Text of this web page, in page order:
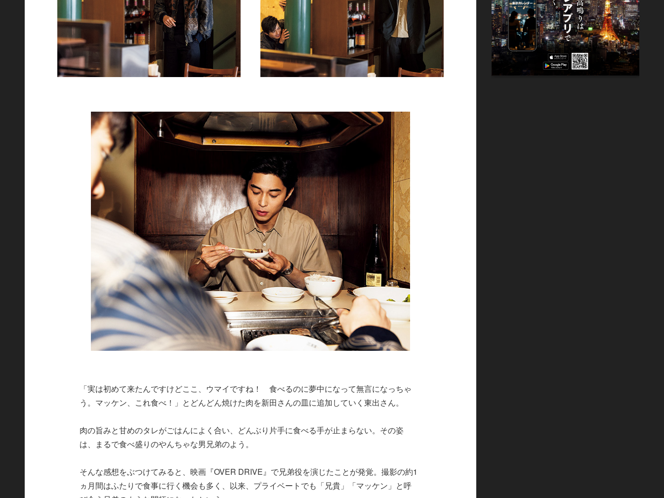
「実は初めて来たんですけどここ、ウマイですね！ 食べるのに夢中になって無言になっちゃ
う。マッケン、これ食べ！」とどんどん焼けた肉を新田さんの皿に追加していく東出さん。
肉の旨みと甘めのタレがごはんによく合い、どんぶり片手に食べる手が止まらない。その姿
は、まるで食べ盛りのやんちゃな男兄弟のよう。
そんな感想をぶつけてみると、映画『OVER DRIVE』で兄弟役を演じたことが発覚。撮影の約1
ヵ月間はふたりで食事に行く機会も多く、以来、プライベートでも「兄貴」「マッケン」と呼